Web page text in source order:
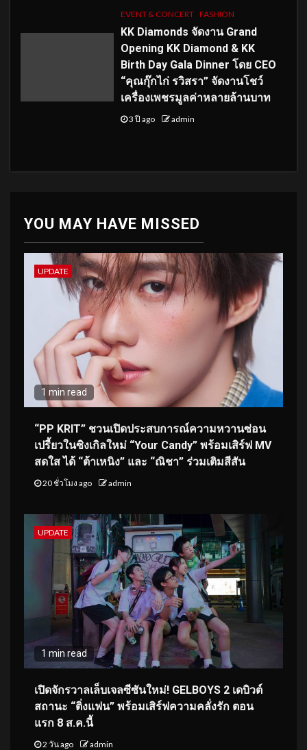
EVENT & CONCERT FASHION
KK Diamonds จัดงาน Grand
Opening KK Diamond & KK
Birth Day Gala Dinner โดย CEO
“คุณกุ๊กไก่ รวิสรา” จัดงานโชว์
เครื่องเพชรมูลค่าหลายล้านบาท
3 ปี ago admin
YOU MAY HAVE MISSED
UPDATE
1 min read
“PP KRIT” ชวนเปิดประสบการณ์ความหวานซ่อน
เปรี้ยวในซิงเกิลใหม่ “Your Candy” พร้อมเสิร์ฟ MV
สดใส ได้ “ต้าเหนิง” และ “ณิชา” ร่วมเติมสีสัน
20 ชั่วโมง ago admin
UPDATE
1 min read
เปิดจักรวาลเล็บเจลซีซันใหม่! GELBOYS 2 เดบิวต์
สถานะ “ติ่งแฟน” พร้อมเสิร์ฟความคลั่งรัก ตอน
แรก 8 ส.ค.นี้
2 วัน ago admin